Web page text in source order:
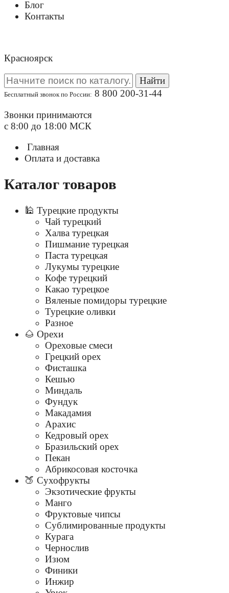
Блог
Контакты
Красноярск
Найти
Бесплатный звонок по России: 8 800 200-31-44
Звонки принимаются
с 8:00 до 18:00 МСК
Главная
Оплата и доставка
Каталог товаров
🕌 Турецкие продукты
Чай турецкий
Халва турецкая
Пишмание турецкая
Паста турецкая
Лукумы турецкие
Кофе турецкий
Какао турецкое
Вяленые помидоры турецкие
Турецкие оливки
Разное
🌰 Орехи
Ореховые смеси
Грецкий орех
Фисташка
Кешью
Миндаль
Фундук
Макадамия
Арахис
Кедровый орех
Бразильский орех
Пекан
Абрикосовая косточка
🍑 Сухофрукты
Экзотические фрукты
Манго
Фруктовые чипсы
Сублимированные продукты
Курага
Чернослив
Изюм
Финики
Инжир